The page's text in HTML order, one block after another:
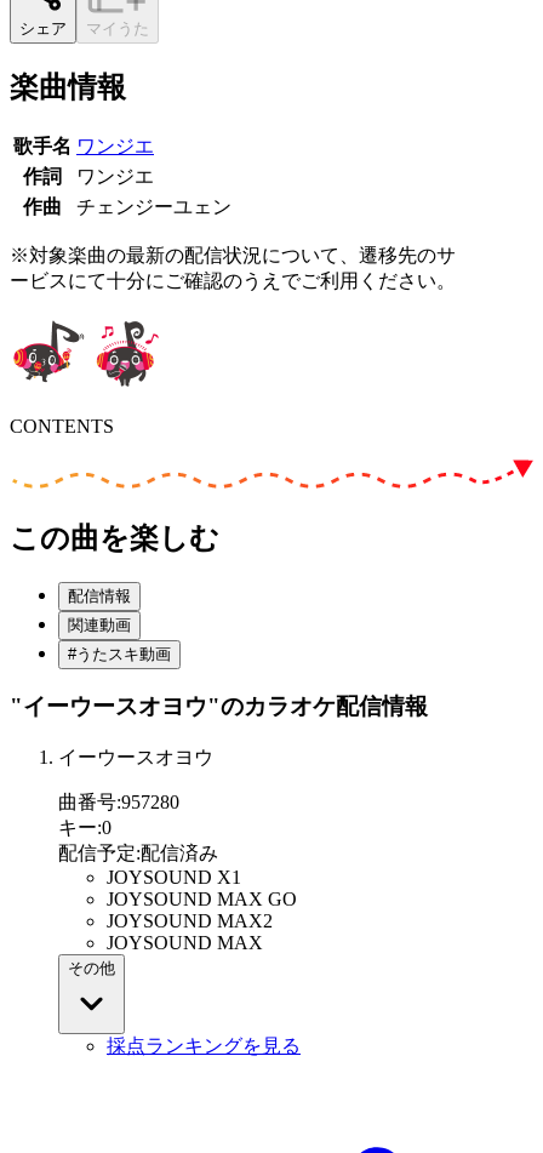
シェア マイうた
楽曲情報
歌手名 ワンジエ
作詞
ワンジエ
作曲
チェンジーユェン
※対象楽曲の最新の配信状況について、遷移先のサ
ービスにて十分にご確認のうえでご利用ください。
CONTENTS
この曲を楽しむ
配信情報
関連動画
#うたスキ動画
"イーウースオヨウ"のカラオケ配信情報
イーウースオヨウ
曲番号:957280
キー:0
配信予定:配信済み
JOYSOUND X1
JOYSOUND MAX GO
JOYSOUND MAX2
JOYSOUND MAX
その他
採点ランキングを見る